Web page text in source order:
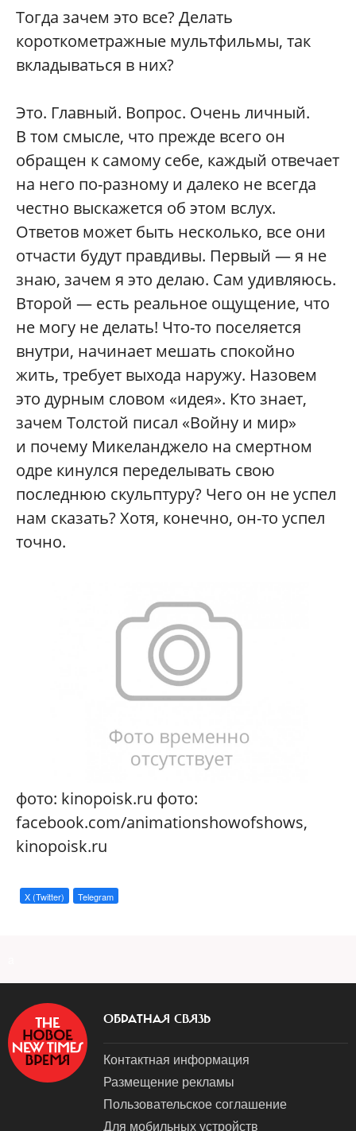
Тогда зачем это все? Делать
короткометражные мультфильмы, так
вкладываться в них?
Это. Главный. Вопрос. Очень личный.
В том смысле, что прежде всего он
обращен к самому себе, каждый отвечает
на него по-разному и далеко не всегда
честно выскажется об этом вслух.
Ответов может быть несколько, все они
отчасти будут правдивы. Первый — я не
знаю, зачем я это делаю. Сам удивляюсь.
Второй — есть реальное ощущение, что
не могу не делать! Что-то поселяется
внутри, начинает мешать спокойно
жить, требует выхода наружу. Назовем
это дурным словом «идея». Кто знает,
зачем Толстой писал «Войну и мир»
и почему Микеланджело на смертном
одре кинулся переделывать свою
последнюю скульптуру? Чего он не успел
нам сказать? Хотя, конечно, он-то успел
точно.
фото: kinopoisk.ru фото:
facebook.com/animationshowofshows,
kinopoisk.ru
X (Twitter) Telegram
ОБРАТНАЯ СВЯЗЬ
Контактная информация
Размещение рекламы
Пользовательское соглашение
Для мобильных устройств